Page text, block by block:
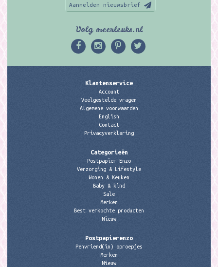
Aanmelden nieuwsbrief
Volg meerleuks.nl
Klantenservice
Account
Veelgestelde vragen
Algemene voorwaarden
English
Contact
Privacyverklaring
Categorieën
Postpapier Enzo
Verzorging & Lifestyle
Wonen & Keuken
Baby & kind
Sale
Merken
Best verkochte producten
Nieuw
Postpapierenzo
Penvriend(in) oproepjes
Merken
Nieuw